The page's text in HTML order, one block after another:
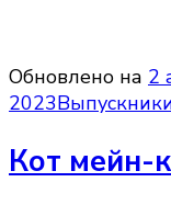
Обновлено на 2
2023
Кот мейн-